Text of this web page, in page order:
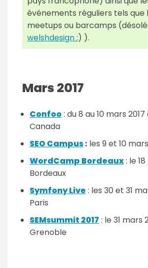
événements réguliers tels que
meetups ou barcamps
welshdesign;) ).
Mars 2017
Confoo: du 8 au 10 mars
Canada
SEO Campus: les 9 et 10
WordCamp Bordeaux: le
Bordeaux
Symfony Live : les 30 et 31
Paris
SEMsummit 2017 : le 31 mars
Grenoble